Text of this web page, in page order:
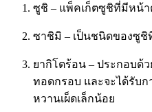
ซูชิ – แพ็คเก็ตซูชิที่มีหน้
ซาชิมิ – เป็นชนิดของซูชิ
ยากิโตร้อน – ประกอบด้
ทอดกรอบ และจะได้รับ
หวานเผ็ดเล็กน้อย